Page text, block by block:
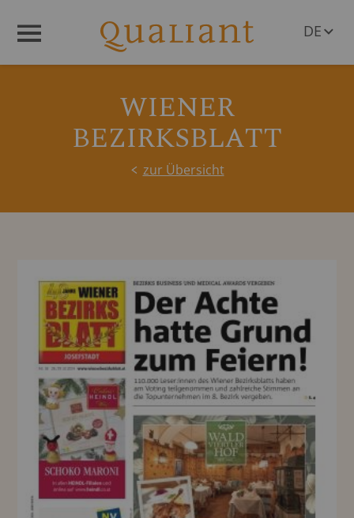
DE
WIENER
BEZIRKSBLATT
zur Übersicht